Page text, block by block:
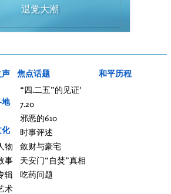
退党大潮
声
地
化
物
事
辑
术
焦点话题
“四.二五”的见证'
7.20
邪恶的610
时事评述
敛财与豪宅
天安门“自焚”真相
吃药问题
和平历程